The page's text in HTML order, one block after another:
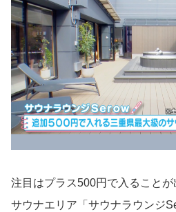
注目はプラス500円で入ること
サウナエリア「サウナラウンジ